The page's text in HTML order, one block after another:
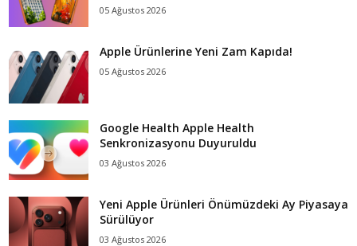
05 Ağustos 2026
Apple Ürünlerine Yeni Zam Kapıda!
05 Ağustos 2026
Google Health Apple Health
Senkronizasyonu Duyuruldu
03 Ağustos 2026
Yeni Apple Ürünleri Önümüzdeki Ay Piyasaya
Sürülüyor
03 Ağustos 2026